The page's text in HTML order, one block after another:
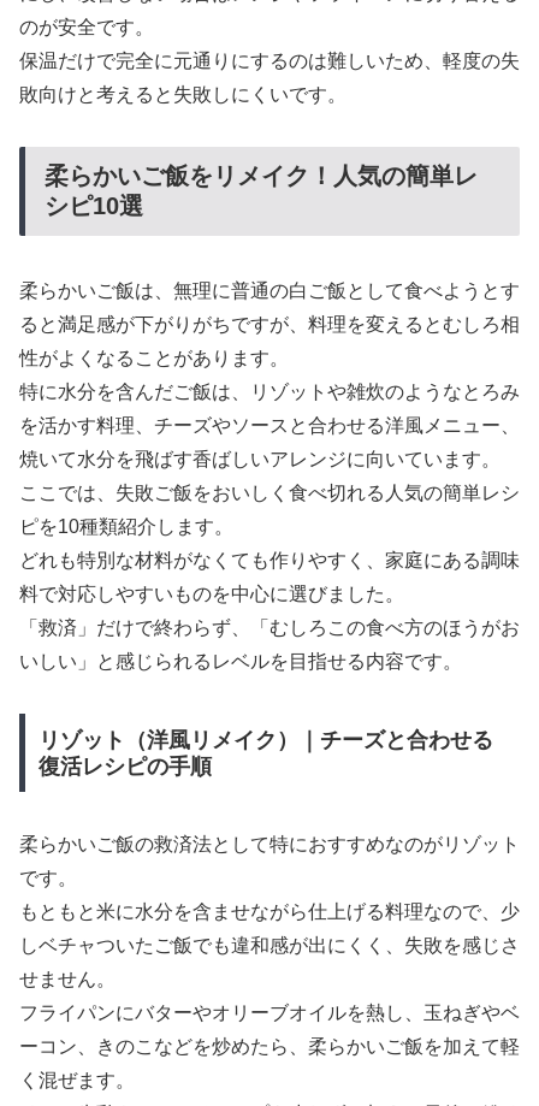
のが安全です。
保温だけで完全に元通りにするのは難しいため、軽度の失
敗向けと考えると失敗しにくいです。
柔らかいご飯をリメイク！人気の簡単レ
シピ10選
柔らかいご飯は、無理に普通の白ご飯として食べようとす
ると満足感が下がりがちですが、料理を変えるとむしろ相
性がよくなることがあります。
特に水分を含んだご飯は、リゾットや雑炊のようなとろみ
を活かす料理、チーズやソースと合わせる洋風メニュー、
焼いて水分を飛ばす香ばしいアレンジに向いています。
ここでは、失敗ご飯をおいしく食べ切れる人気の簡単レシ
ピを10種類紹介します。
どれも特別な材料がなくても作りやすく、家庭にある調味
料で対応しやすいものを中心に選びました。
「救済」だけで終わらず、「むしろこの食べ方のほうがお
いしい」と感じられるレベルを目指せる内容です。
リゾット（洋風リメイク）｜チーズと合わせる
復活レシピの手順
柔らかいご飯の救済法として特におすすめなのがリゾット
です。
もともと米に水分を含ませながら仕上げる料理なので、少
しベチャついたご飯でも違和感が出にくく、失敗を感じさ
せません。
フライパンにバターやオリーブオイルを熱し、玉ねぎやベ
ーコン、きのこなどを炒めたら、柔らかいご飯を加えて軽
く混ぜます。